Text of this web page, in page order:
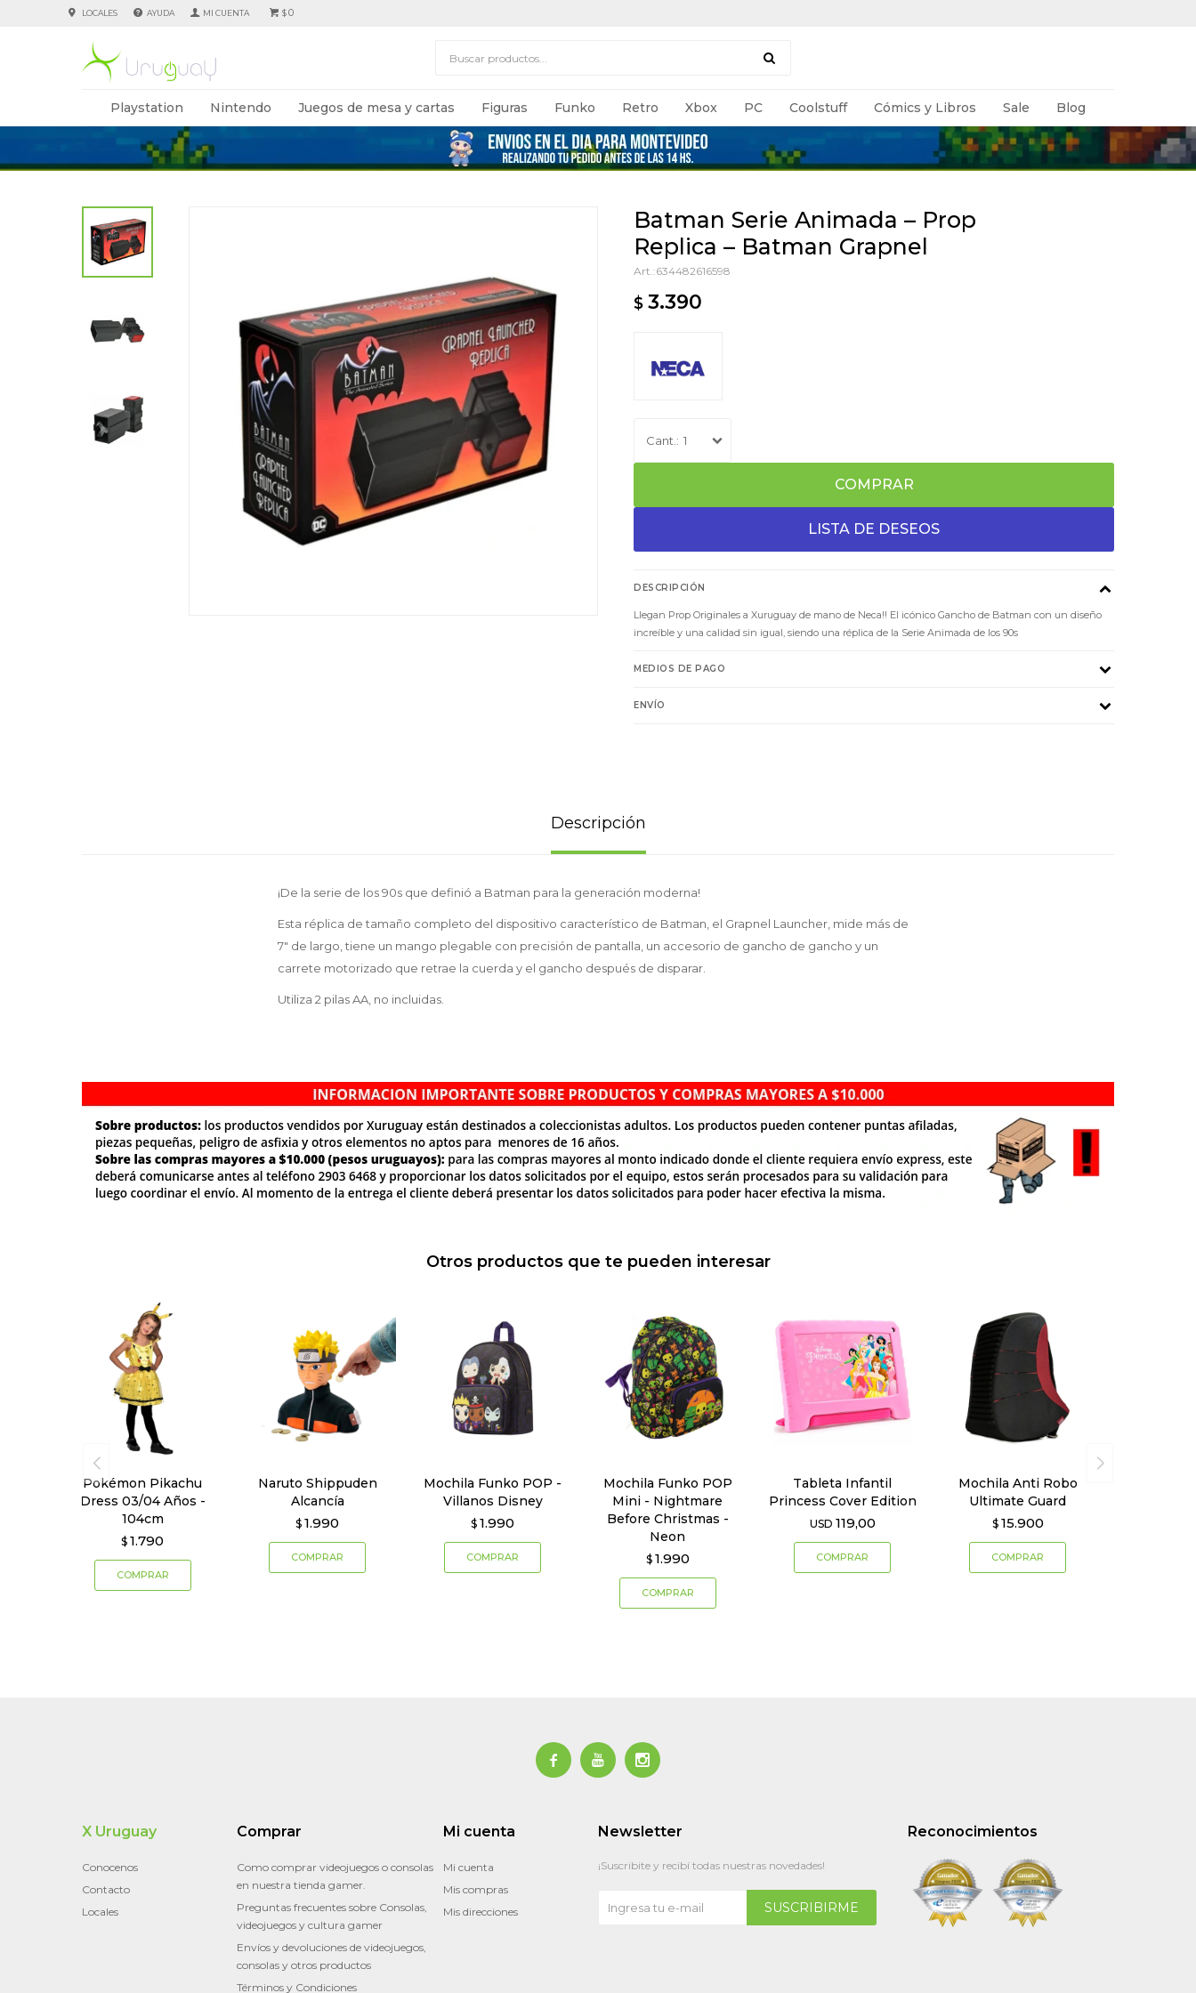
Playstation Nintendo Juegos de mesa y cartas Figuras Funko Retro Xbox PC Coolstuff Cómics y Libros Sale Blog
$0
LOCALES AYUDA
Batman Serie Animada – Prop
Replica – Batman Grapnel
634482616598
$ 3.390
1
COMPRAR
DESCRIPCIÓN
Llegan Prop Originales a Xuruguay de mano de Neca!! El icónico Gancho de Batman con un diseño
increíble y una calidad sin igual, siendo una réplica de la Serie Animada de los 90s
MEDIOS DE PAGO
ENVÍO
Descripción
¡De la serie de los 90s que definió a Batman para la generación moderna!
Esta réplica de tamaño completo del dispositivo característico de Batman, el Grapnel Launcher, mide más de
7″ de largo, tiene un mango plegable con precisión de pantalla, un accesorio de gancho de gancho y un
carrete motorizado que retrae la cuerda y el gancho después de disparar.
Utiliza 2 pilas AA, no incluidas.
Otros productos que te pueden interesar
Pokémon Pikachu
Dress 03/04 Años -
104cm
$ 1.790
Naruto Shippuden
Alcancía
$ 1.990
Mochila Funko POP -
Villanos Disney
$ 1.990
Mochila Funko POP
Mini - Nightmare
Before Christmas -
Neon
$ 1.990
Tableta Infantil
Princess Cover Edition
USD 119,00
Mochila Anti Robo
Ultimate Guard
$ 15.900
  
Reconocimientos
X Uruguay
Conocenos
Contacto
Locales
Comprar
Como comprar videojuegos o consolas
en nuestra tienda gamer.
Preguntas frecuentes sobre Consolas,
videojuegos y cultura gamer
Envíos y devoluciones de videojuegos,
consolas y otros productos
Términos y Condiciones
Mi cuenta
Mi cuenta
Mis compras
Mis direcciones
Newsletter
¡Suscribite y recibí todas nuestras novedades!
SUSCRIBIRME